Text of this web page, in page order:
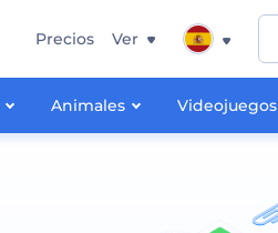
Animales Videojuegos
Precios Ver